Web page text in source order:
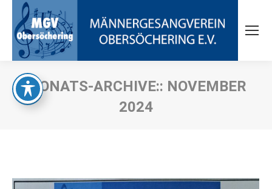
MONATS-ARCHIVE:: NOVEMBER
2024